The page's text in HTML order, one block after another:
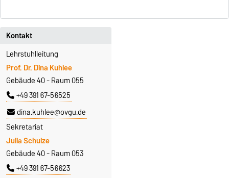
Kontakt
Lehrstuhlleitung
Prof. Dr. Dina Kuhlee
Gebäude 40 - Raum 055
+49 391 67-56525
dina.kuhlee@ovgu.de
Sekretariat
Julia Schulze
Gebäude 40 - Raum 053
+49 391 67-56623